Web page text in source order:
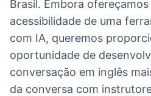
Brasil. Embora
acessibilidade de uma
com IA, queremos
oportunidade de
conversação em inglês
da conversa com